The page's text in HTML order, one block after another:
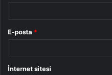
E-posta *
İnternet sitesi